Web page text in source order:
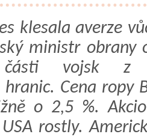
klesala averze
ministr obrany
části vojsk z
Cena ropy
o 2,5 %.
rostly.